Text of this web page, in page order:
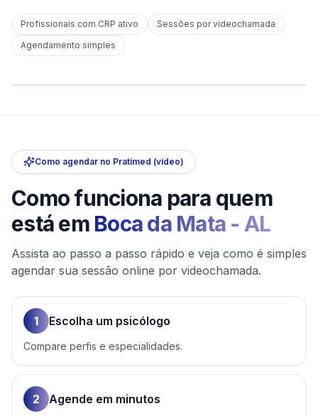
Profissionais com CRP ativo
Sessões por videochamada
Agendamento simples
Como agendar no Pratimed (vídeo)
Como funciona para quem
está em Boca da Mata - AL
Assista ao passo a passo rápido e veja como é simples
agendar sua sessão online por videochamada.
1 Escolha um psicólogo
Compare perfis e especialidades.
2 Agende em minutos